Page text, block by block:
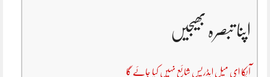
اپنا تبصرہ بھیجیں
آپکا ای میل ایڈریس شائع نہیں کیا جائے گا